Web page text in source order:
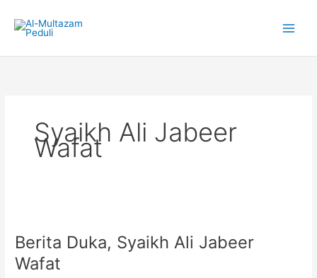
content
Syaikh Ali Jabeer
Wafat
Berita Duka, Syaikh Ali Jabeer
Wafat
Syaikh
Ali
Jabeer